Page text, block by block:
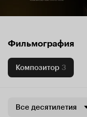
Фильмография
Композитор 3
Все десятилетия